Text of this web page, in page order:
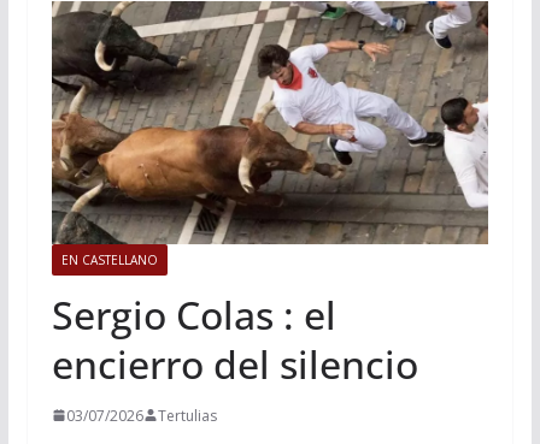
EN CASTELLANO
Sergio Colas : el
encierro del silencio
03/07/2026 Tertulias